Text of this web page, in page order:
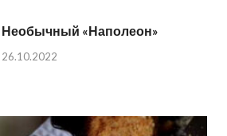
Необычный «Наполеон»
26.10.2022